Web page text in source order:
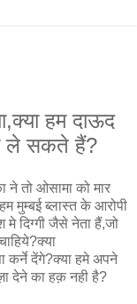
हम दाऊद
ले सकते हैं?
ने तो ओसामा को मार
मुम्बई ब्लास्त के आरोपी
दिग्गी जैसे नेता हैं,जो
कर्ने देंगे?क्या हमे अपने
देने का हक़ नही है?